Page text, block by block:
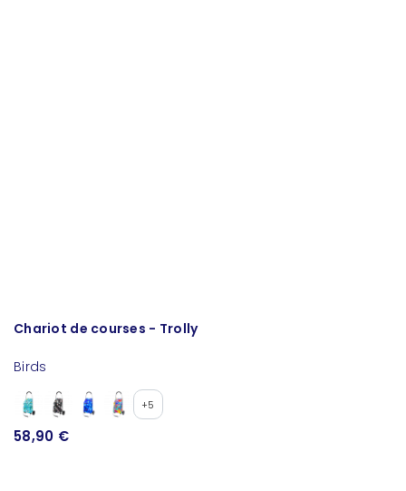
Chariot de courses - Trolly
Birds
+5
58,90 €